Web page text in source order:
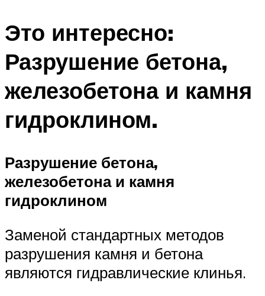
Это интересно:
Разрушение бетона,
железобетона и камня
гидроклином.
Разрушение бетона,
железобетона и камня
гидроклином
Заменой стандартных методов
разрушения камня и бетона
являются гидравлические клинья.